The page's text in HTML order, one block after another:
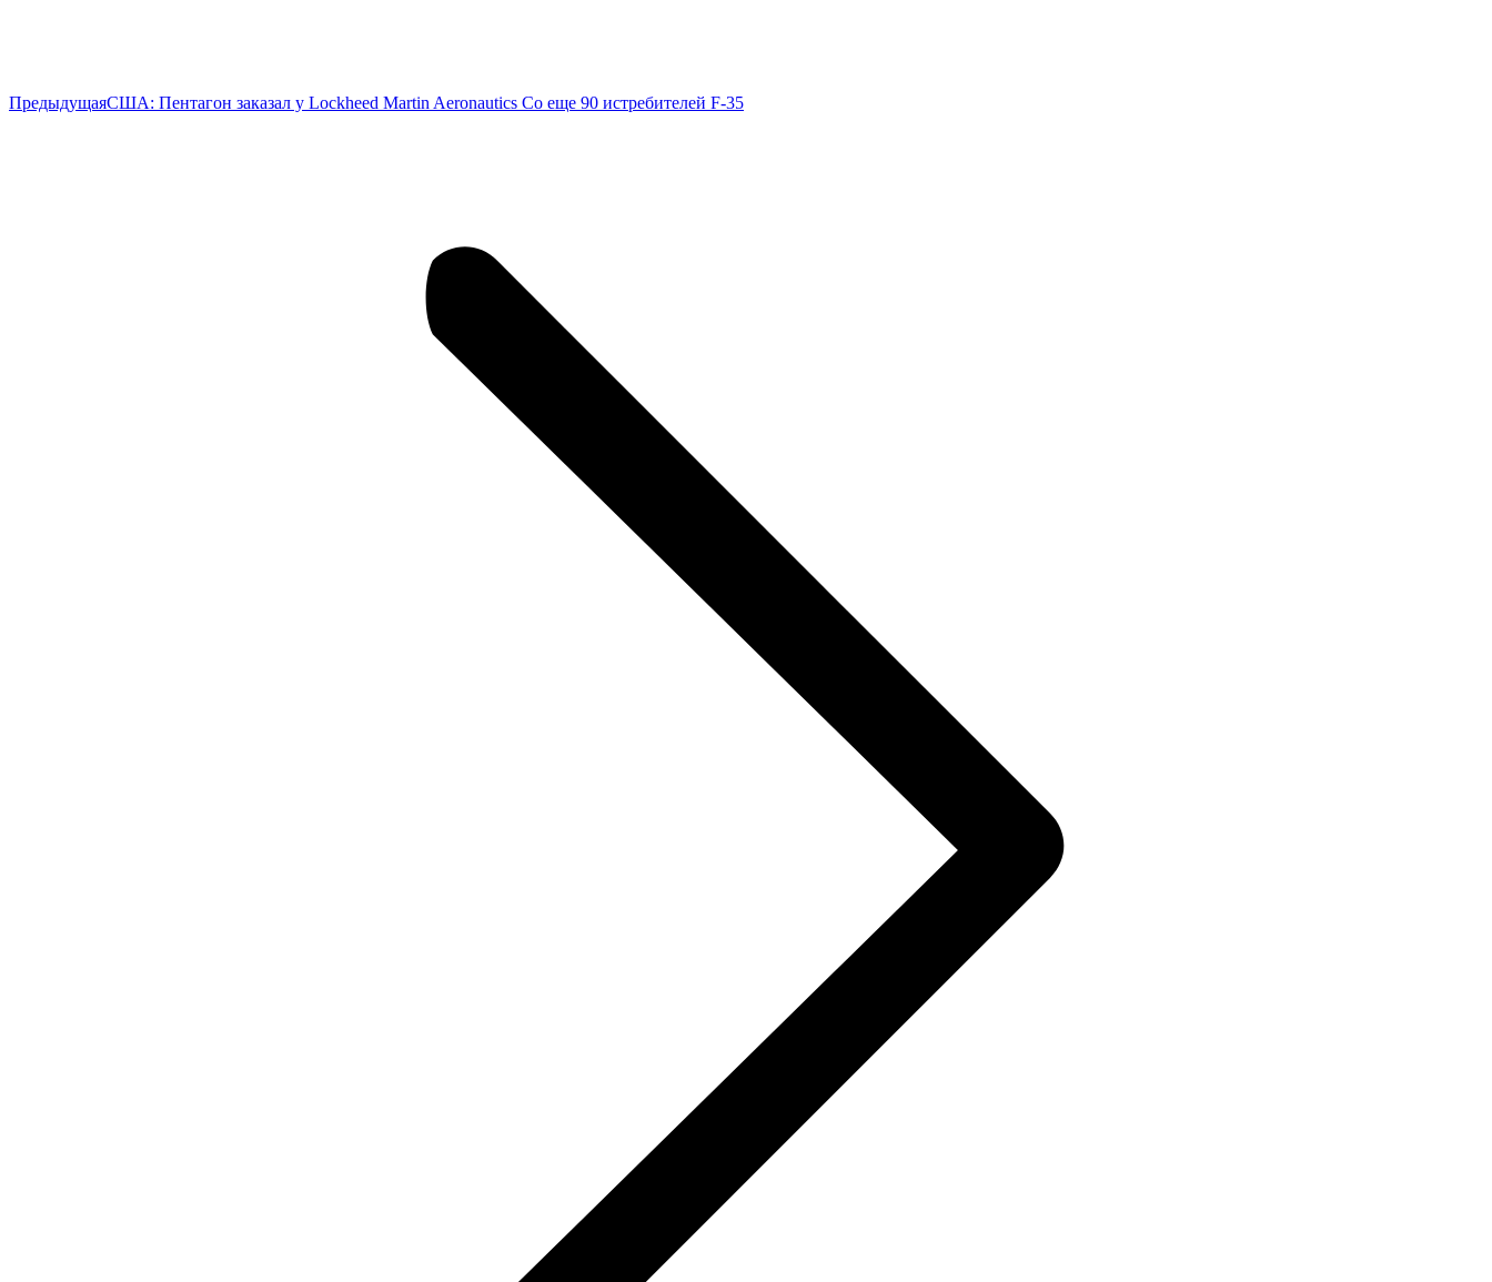
ПредыдущаяПредыдущая
США: Пентагон заказал у Lockheed Martin Aeronautics Co еще 90 истребителей F-35